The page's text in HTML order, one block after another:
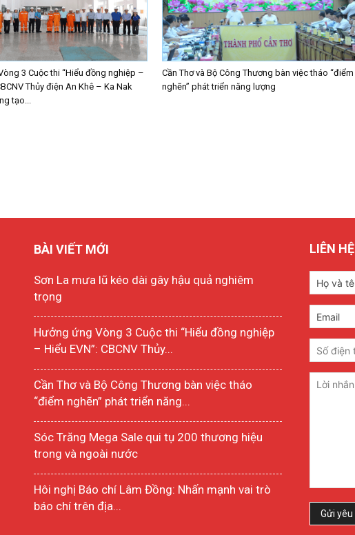
3 Cuộc thi “Hiểu đồng nghiệp –
Thủy điện An Khê – Ka Nak
tạo...
Cần Thơ và Bộ Công Thương bàn việc tháo “điểm
nghẽn” phát triển năng lượng
BÀI VIẾT MỚI
Sơn La mưa lũ kéo dài gây hậu quả nghiêm
trọng
Hưởng ứng Vòng 3 Cuộc thi “Hiểu đồng nghiệp
– Hiểu EVN”: CBCNV Thủy...
Cần Thơ và Bộ Công Thương bàn việc tháo
“điểm nghẽn” phát triển năng...
Sóc Trăng Mega Sale qui tụ 200 thương hiệu
trong và ngoài nước
Hôi nghị Báo chí Lâm Đồng: Nhấn mạnh vai trò
báo chí trên địa...
LIÊN HỆ